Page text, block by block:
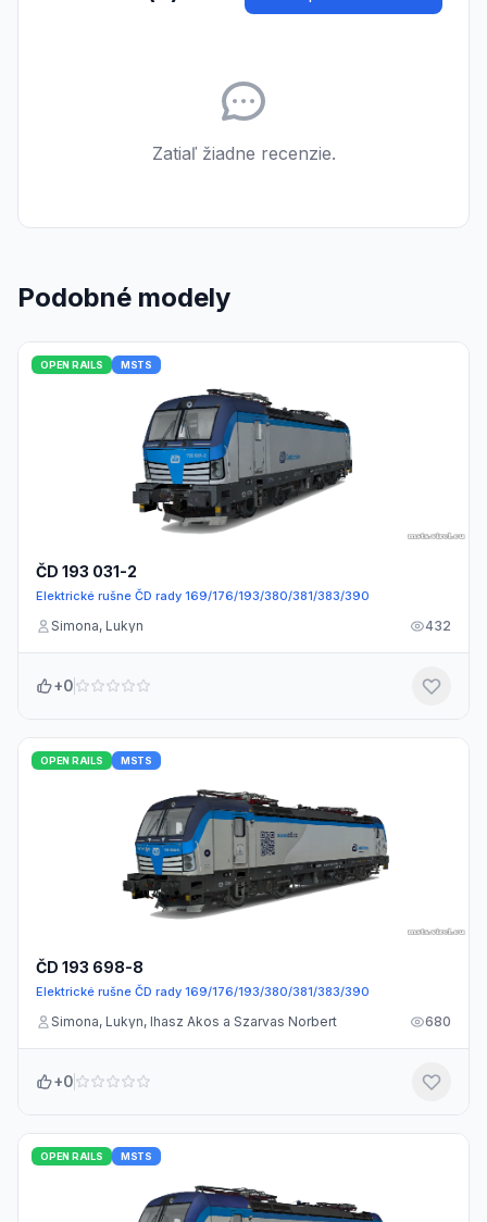
Zatiaľ žiadne recenzie.
Podobné modely
OPEN RAILS MSTS
ČD 193 031-2
Elektrické rušne ČD rady 169/176/193/380/381/383/390
Simona, Lukyn 432
+0
OPEN RAILS MSTS
ČD 193 698-8
Elektrické rušne ČD rady 169/176/193/380/381/383/390
Simona, Lukyn, Ihasz Akos a Szarvas Norbert 680
+0
OPEN RAILS MSTS